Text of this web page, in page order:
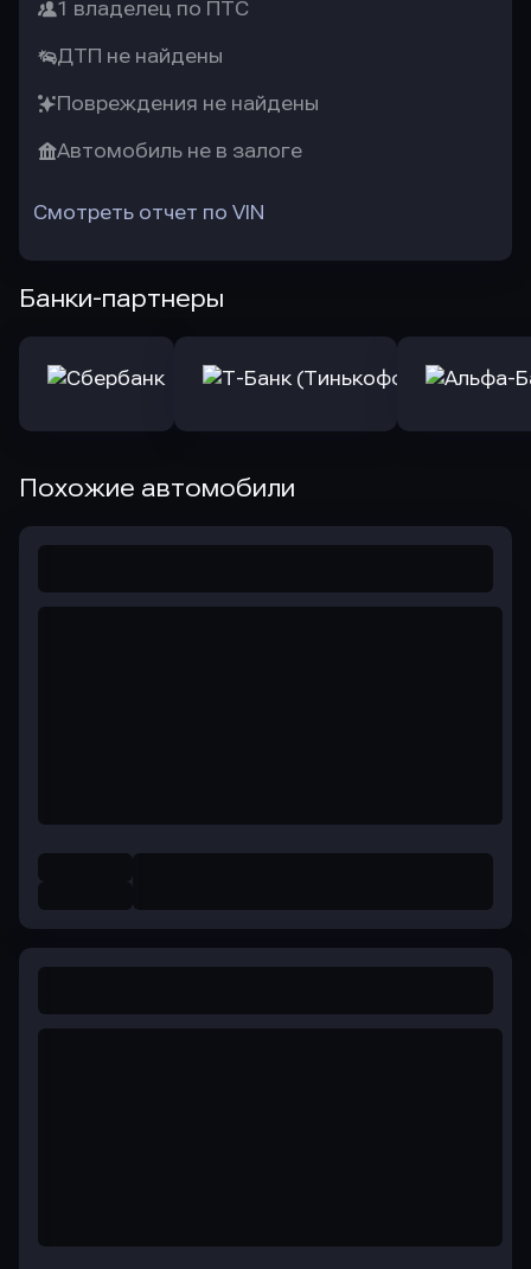
1 владелец по ПТС
ДТП не найдены
Повреждения не найдены
Автомобиль не в залоге
Смотреть отчет по VIN
Банки-партнеры
Похожие автомобили